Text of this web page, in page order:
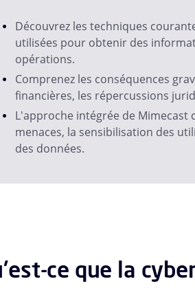
Découvrez les techniques
utilisées pour obtenir des
opérations.
Comprenez les conséquences
financières, les répercussions
L'approche intégrée de Mimecast
menaces, la sensibilisation des
des données.
ce que la